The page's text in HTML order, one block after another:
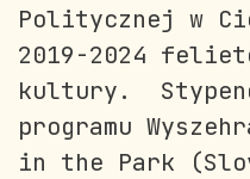
Politycznej w
2019-2024
kultury.
programu
in the Park